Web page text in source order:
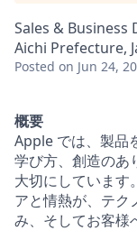
Sales & Business
Aichi Prefecture,
Posted on Jun 24,
概要
Apple では、製品
学び方、創造のあ
大切にしています
アと情熱が、テク
み、そしてお客様